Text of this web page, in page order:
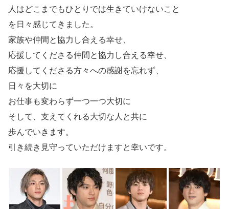
人はどこまでもひとりでは生きていけないこと
を日々感じてきました。
家族や仲間と協力し合える幸せ、
応援してくださる仲間と協力し合える幸せ、
応援してくださる方々への感謝を忘れず、
日々を大切に
お仕事も変わらず一つ一つ大切に
そして、支えてくれる大切な人と共に
歩んでいきます。
引き続き見守っていただけますと幸いです。